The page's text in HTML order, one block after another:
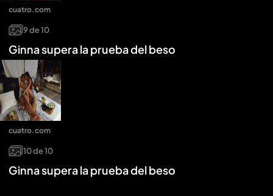
9de10
Ginna supera la prueba del beso
cuatro.com
10de10
Ginna supera la prueba del beso
cuatro.com